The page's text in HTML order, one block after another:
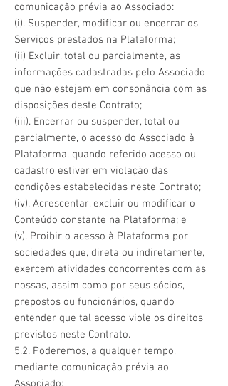
comunicação prévia ao Associado:
(i). Suspender, modificar ou encerrar os
Serviços prestados na Plataforma;
(ii) Excluir, total ou parcialmente, as
informações cadastradas pelo Associado
que não estejam em consonância com as
disposições deste Contrato;
(iii). Encerrar ou suspender, total ou
parcialmente, o acesso do Associado à
Plataforma, quando referido acesso ou
cadastro estiver em violação das
condições estabelecidas neste Contrato;
(iv). Acrescentar, excluir ou modificar o
Conteúdo constante na Plataforma; e
(v). Proibir o acesso à Plataforma por
sociedades que, direta ou indiretamente,
exercem atividades concorrentes com as
nossas, assim como por seus sócios,
prepostos ou funcionários, quando
entender que tal acesso viole os direitos
previstos neste Contrato.
5.2. Poderemos, a qualquer tempo,
mediante comunicação prévia ao